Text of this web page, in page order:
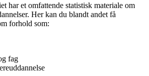
har et omfattende statistisk materiale om
Her kan du blandt andet få
forhold som:
fag